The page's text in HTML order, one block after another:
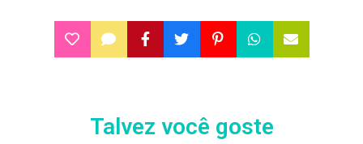
Talvez você goste